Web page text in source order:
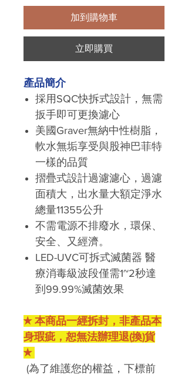
加到購物車
立即購買
產品簡介
採用SQC快拆式設計，無需
扳手即可更換濾心
美國Graver無納中性樹脂，
軟水無垢享受與股神巴菲特
一樣的品質
摺疊式設計過濾濾心，過濾
面積大，出水量大額定淨水
總量11355公升
不需電源不排廢水 ，環保、
安全、又經濟。
LED-UVC可拆式滅菌器 醫
療消毒級波段僅需1~2秒達
到99.99%滅菌效果
★ 本商品一經拆封，非產品本
身瑕疵，恕無法辦理退(換)貨
★
(為了維護您的權益，下標前